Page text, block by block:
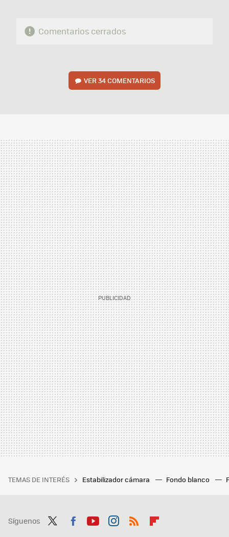
Comentarios cerrados
VER34 COMENTARIOS
TEMAS DE INTERÉS Estabilizador cámara Fondo blanco
Síguenos